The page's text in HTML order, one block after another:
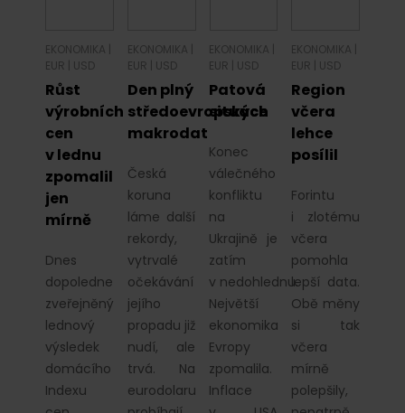
EKONOMIKA
EUR
USD
Růst
výrobních
cen
v lednu
zpomalil
jen
mírně
Dnes
dopoledne
zveřejněný
lednový
výsledek
domácího
Indexu
EKONOMIKA
EUR
USD
Den plný
středoevropských
makrodat
Česká
koruna
láme další
rekordy,
vytrvalé
očekávání
jejího
propadu již
nudí, ale
trvá. Na
eurodolaru
EKONOMIKA
EUR
USD
Patová
situace
Konec
válečného
konfliktu
na
Ukrajině je
zatím
v nedohlednu.
Největší
ekonomika
Evropy
zpomalila.
Inflace
EKONOMIKA
EUR
USD
Region
včera
lehce
posílil
Forintu
i zlotému
včera
pomohla
lepší data.
Obě měny
si tak
včera
mírně
polepšily,